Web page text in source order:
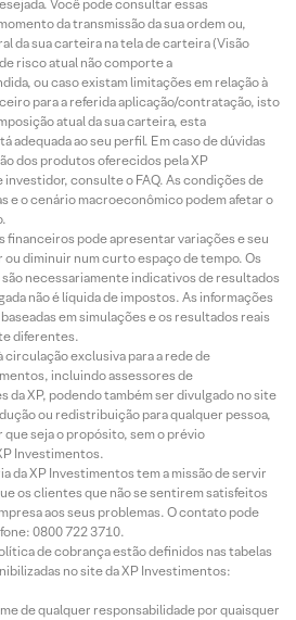
Você pode consultar essas
da transmissão da sua ordem ou,
da sua carteira na tela de carteira (Visão
risco atual não comporte a
ou caso existam limitações em relação à
para a referida aplicação/contratação, isto
atual da sua carteira, esta
adequada ao seu perfil. Em caso de dúvidas
dos produtos oferecidos pela XP
consulte o FAQ. As condições de
e o cenário macroeconômico podem afetar o
financeiros pode apresentar variações e seu
diminuir num curto espaço de tempo. Os
necessariamente indicativos de resultados
não é líquida de impostos. As informações
em simulações e os resultados reais
diferentes.
exclusiva para a rede de
incluindo assessores de
da XP, podendo também ser divulgado no site
ou redistribuição para qualquer pessoa,
seja o propósito, sem o prévio
Investimentos.
da XP Investimentos tem a missão de servir
os clientes que não se sentirem satisfeitos
aos seus problemas. O contato pode
0800 722 3710.
de cobrança estão definidos nas tabelas
no site da XP Investimentos:
de qualquer responsabilidade por quaisquer